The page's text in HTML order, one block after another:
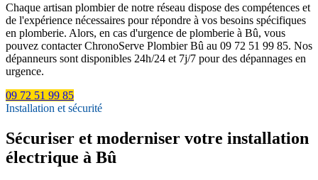
Chaque artisan plombier de notre réseau dispose des compétences et
de l'expérience nécessaires pour répondre à vos besoins spécifiques
en plomberie. Alors, en cas d'urgence de plomberie à Bû, vous
pouvez contacter ChronoServe Plombier Bû au 09 72 51 99 85. Nos
dépanneurs sont disponibles 24h/24 et 7j/7 pour des dépannages en
urgence.
09 72 51 99 85
Installation et sécurité
Sécuriser et moderniser votre installation
électrique à Bû